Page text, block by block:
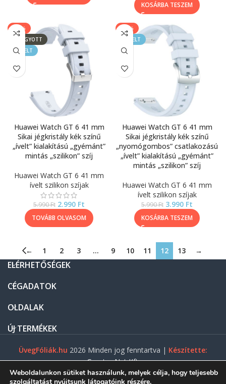
KOSÁRBA TESZEM
-50%
ELFOGYOTT
KIEMELT
Huawei Watch GT 6 41 mm
Sikai jégkristály kék színű
„ívelt” kialakítású „gyémánt”
mintás „szilikon” szíj
Huawei Watch GT 6 41 mm
ívelt szilikon szíjak
5.990Ft 2.990 Ft
TOVÁBB OLVASOM
-33%
KIEMELT
Huawei Watch GT 6 41 mm
Sikai jégkristály kék színű
„nyomógombos” csatlakozású
„ívelt” kialakítású „gyémánt”
mintás „szilikon” szíj
Huawei Watch GT 6 41 mm
ívelt szilikon szíjak
5.990Ft 3.990 Ft
KOSÁRBA TESZEM
← 1 2 3 … 9 10 11 12 13 →
ELÉRHETŐSÉGEK
CÉGADATOK
OLDALAK
ÚJ TERMÉKEK
ÜvegFóliák.hu 2026 Minden jog fenntartva | Készítette:
Gasztro Net Kft.
Weboldalunkon sütiket használunk, melyek célja, hogy teljesebb
szolgáltatást nyújtsunk látogatóink részére.